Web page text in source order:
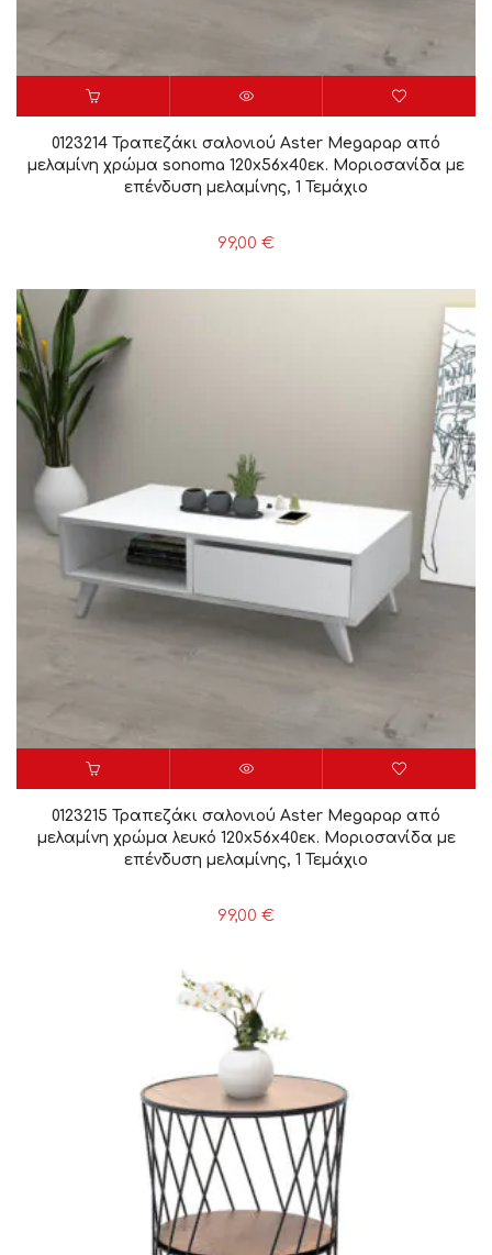
0123214 Τραπεζάκι σαλονιού Aster Megapap από
μελαμίνη χρώμα sonoma 120x56x40εκ. Μοριοσανίδα με
επένδυση μελαμίνης, 1 Τεμάχιο
99,00 €
0123215 Τραπεζάκι σαλονιού Aster Megapap από
μελαμίνη χρώμα λευκό 120x56x40εκ. Μοριοσανίδα με
επένδυση μελαμίνης, 1 Τεμάχιο
99,00 €